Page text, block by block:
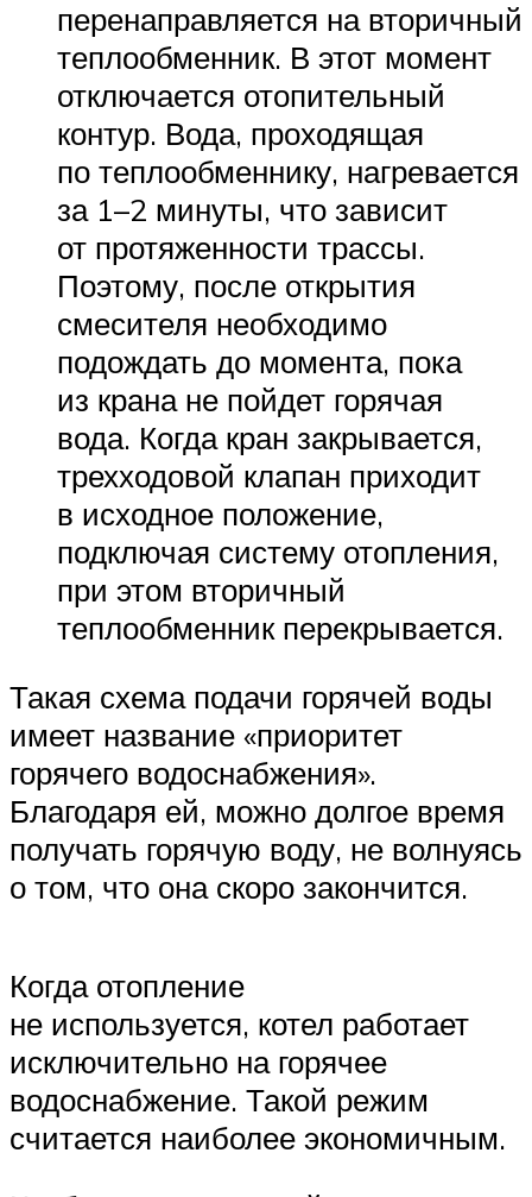
перенаправляется на вторичный
теплообменник. В этот момент
отключается отопительный
контур. Вода, проходящая
по теплообменнику, нагревается
за 1–2 минуты, что зависит
от протяженности трассы.
Поэтому, после открытия
смесителя необходимо
подождать до момента, пока
из крана не пойдет горячая
вода. Когда кран закрывается,
трехходовой клапан приходит
в исходное положение,
подключая систему отопления,
при этом вторичный
теплообменник перекрывается.
Такая схема подачи горячей воды
имеет название «приоритет
горячего водоснабжения».
Благодаря ей, можно долгое время
получать горячую воду, не волнуясь
о том, что она скоро закончится.
Когда отопление
не используется, котел работает
исключительно на горячее
водоснабжение. Такой режим
считается наиболее экономичным.